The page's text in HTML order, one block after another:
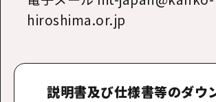
hiroshima.or.jp
説明書及び仕様書等のダウ